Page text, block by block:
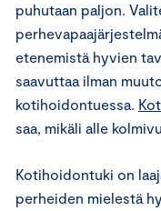
puhutaan paljon.
etenemistä hyvien
saavuttaa ilman
kotihoidontuessa.
saa, mikäli alle
Kotihoidontuki on
perheiden mielestä